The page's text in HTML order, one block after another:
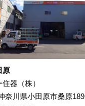
原
器（株）
奈川県小田原市桑原189